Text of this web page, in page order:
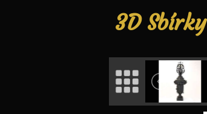
3D Sbírky